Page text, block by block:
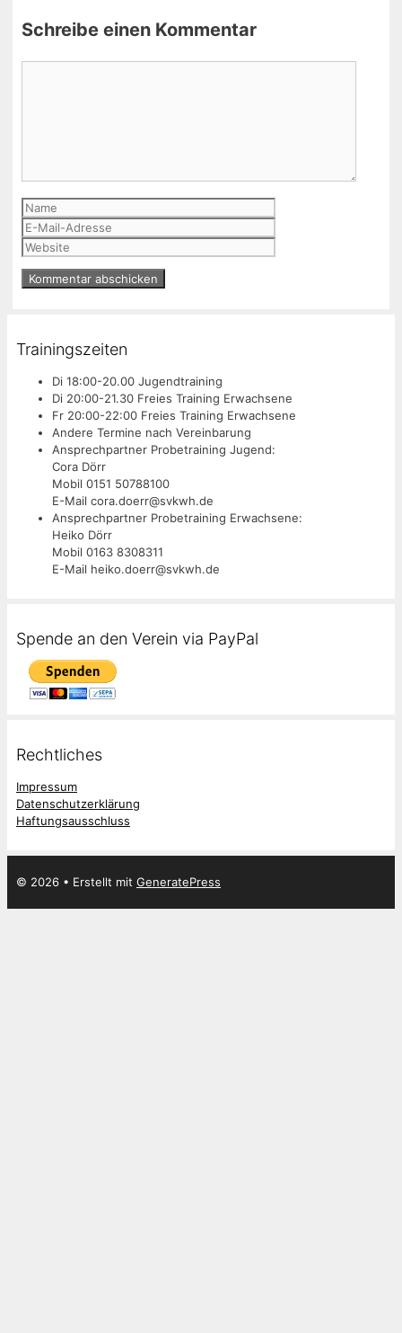
Schreibe einen Kommentar
Name
Mail-
Adresse
Trainingszeiten
Di 18:00-20.00 Jugendtraining
Di 20:00-21.30 Freies Training Erwachsene
Fr 20:00-22:00 Freies Training Erwachsene
Andere Termine nach Vereinbarung
Ansprechpartner Probetraining Jugend:
Cora Dörr
Mobil 0151 50788100
E-Mail cora.doerr@svkwh.de
Ansprechpartner Probetraining Erwachsene:
Heiko Dörr
Mobil 0163 8308311
E-Mail heiko.doerr@svkwh.de
Spende an den Verein via PayPal
Rechtliches
Impressum
Datenschutzerklärung
Haftungsausschluss
© 2026 • Erstellt mit GeneratePress